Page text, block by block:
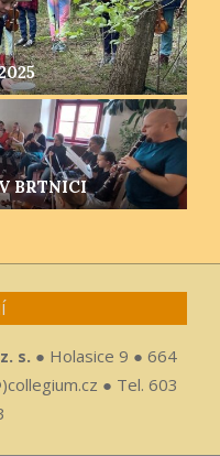
BRTNICI
s. ● Holasice 9 ● 664
● Tel. 603